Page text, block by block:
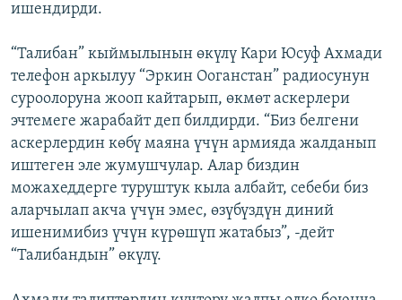
ишендирди.
“Талибан” кыймылынын өкүлү Кари Юсуф Ахмади
телефон аркылуу “Эркин Ооганстан” радиосунун
суроолоруна жооп кайтарып, өкмөт аскерлери
эчтемеге жарабайт деп билдирди. “Биз белгени
аскерлердин көбү маяна үчүн армияда жалданып
иштеген эле жумушчулар. Алар биздин
можахеддерге туруштук кыла албайт, себеби биз
аларчылап акча үчүн эмес, өзүбүздүн диний
ишенимибиз үчүн күрөшүп жатабыз”, -дейт
“Талибандын” өкүлү.